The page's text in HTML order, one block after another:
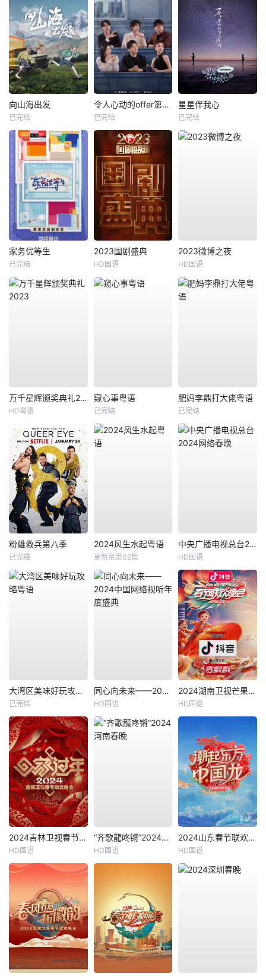
向山海出发
已完结
令人心动的offer第五季
已完结
星星伴我心
已完结
家务优等生
已完结
2023国剧盛典
HD国语
2023微博之夜
HD国语
万千星辉颁奖典礼2023
HD粤语
窥心事粤语
已完结
肥妈李鼎打大佬粤语
已完结
粉雄救兵第八季
已完结
2024风生水起粤语
更新至第02集
中央广播电视总台2024网络春晚
HD国语
大湾区美味好玩攻略粤语
已完结
同心向未来——2024中国网络视听年度盛典
HD国语
2024湖南卫视芒果TV春节联欢晚会
HD国语
2024吉林卫视春节联欢晚会
HD国语
“齐歌龍咚锵”2024河南春晚
HD国语
2024山东春节联欢晚会
HD国语